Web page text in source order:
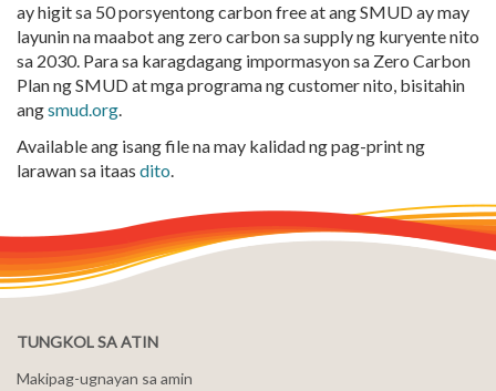
ay higit sa 50 porsyentong carbon free at ang SMUD ay may
layunin na maabot ang zero carbon sa supply ng kuryente nito
sa 2030. Para sa karagdagang impormasyon sa Zero Carbon
Plan ng SMUD at mga programa ng customer nito, bisitahin
angsmud.org.
Available ang isang file na may kalidad ng pag-print ng
larawan sa itaas dito.
TUNGKOL SA ATIN
Makipag-ugnayan sa amin